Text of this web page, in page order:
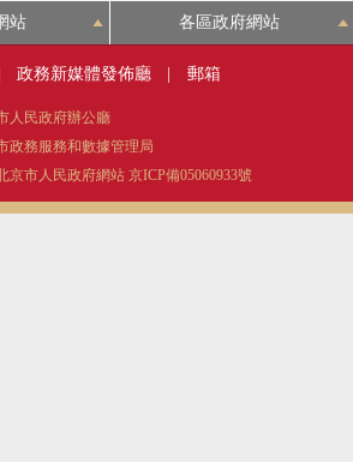
站 各區政府網站
政務新媒體發佈廳 郵箱
人民政府辦公廳
政務服務和數據管理局
京市人民政府網站 京ICP備05060933號